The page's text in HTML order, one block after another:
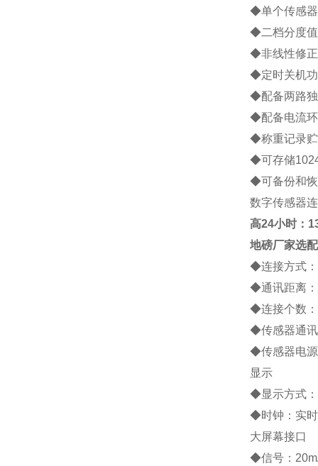
◆单个传感
◆二档分度
◆非线性修
◆定时关机
◆配备两路
◆配备电流
◆称重记录
◆可存储
◆可备份和
数字传感器
高24小时：
地磅厂家选
◆连接方式：
◆通讯距离
◆连接个数：
◆传感器通
◆传感器电
显示
◆显示方式：
◆时钟：实
大屏幕接口
◆信号：